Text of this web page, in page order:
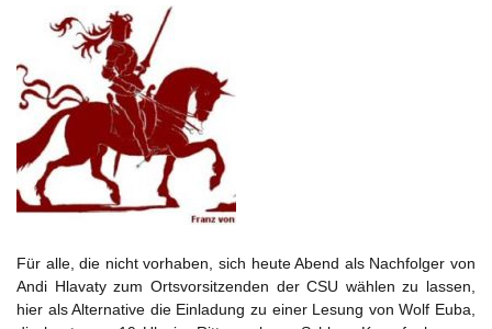
Für alle, die nicht vorhaben, sich heute Abend als Nachfolger von
Andi Hlavaty zum Ortsvorsitzenden der CSU wählen zu lassen,
hier als Alternative die Einladung zu einer Lesung von Wolf Euba,